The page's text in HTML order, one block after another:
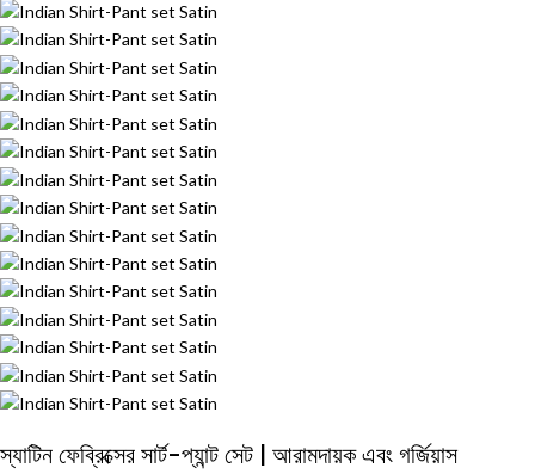
স্যাটিন ফেব্রিক্সের সার্ট-প্যান্ট সেট | আরামদায়ক এবং গর্জিয়াস